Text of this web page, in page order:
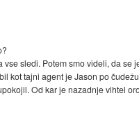
sledi. Potem smo videli, da
kot tajni agent je Jason po
Od kar je nazadnje vihtel